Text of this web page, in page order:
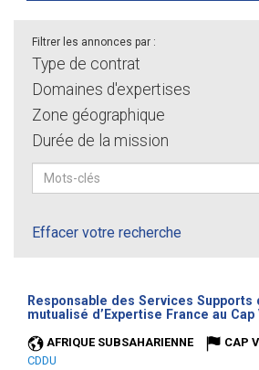
Filtrer les annonces par :
Type de contrat
Domaines d'expertises
Zone géographique
Durée de la mission
Effacer votre recherche
Responsable des Services Supports
mutualisé d’Expertise France au Cap
AFRIQUE SUBSAHARIENNE CAP
CDDU